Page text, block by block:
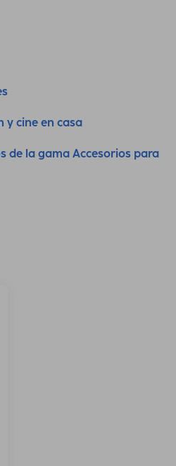
y cine en casa
de la gama Accesorios para